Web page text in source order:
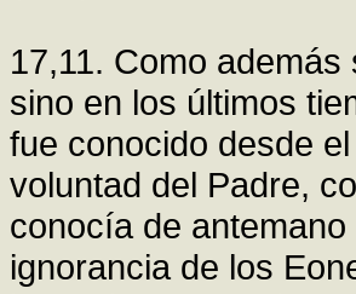
17,11. Como
sino en los últimos
fue conocido desde
voluntad del Padre,
conocía de
ignorancia de los